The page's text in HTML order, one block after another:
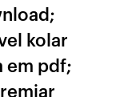
kolar
em pdf;